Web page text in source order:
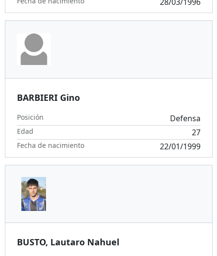
BARBIERI Gino
Posición Defensa
Edad 27
Fecha de nacimiento 22/01/1999
BUSTO, Lautaro Nahuel